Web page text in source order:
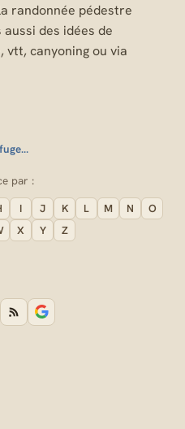
randonnée pédestre
des idées de
canyoning ou via
par :
I J K L M N
O
X Y Z